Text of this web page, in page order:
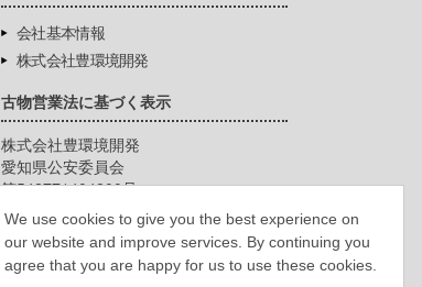
We use cookies to give you the best experience on
our website and improve services. By continuing you
agree that you are happy for us to use these cookies.
会社基本情報
株式会社豊環境開発
古物営業法に基づく表示
株式会社豊環境開発
愛知県公安委員会
第542771404200号